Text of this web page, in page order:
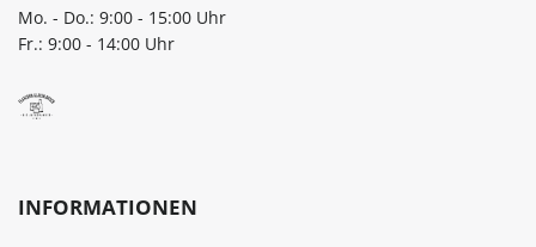
Mo. - Do.: 9:00 - 15:00 Uhr
Fr.: 9:00 - 14:00 Uhr
INFORMATIONEN